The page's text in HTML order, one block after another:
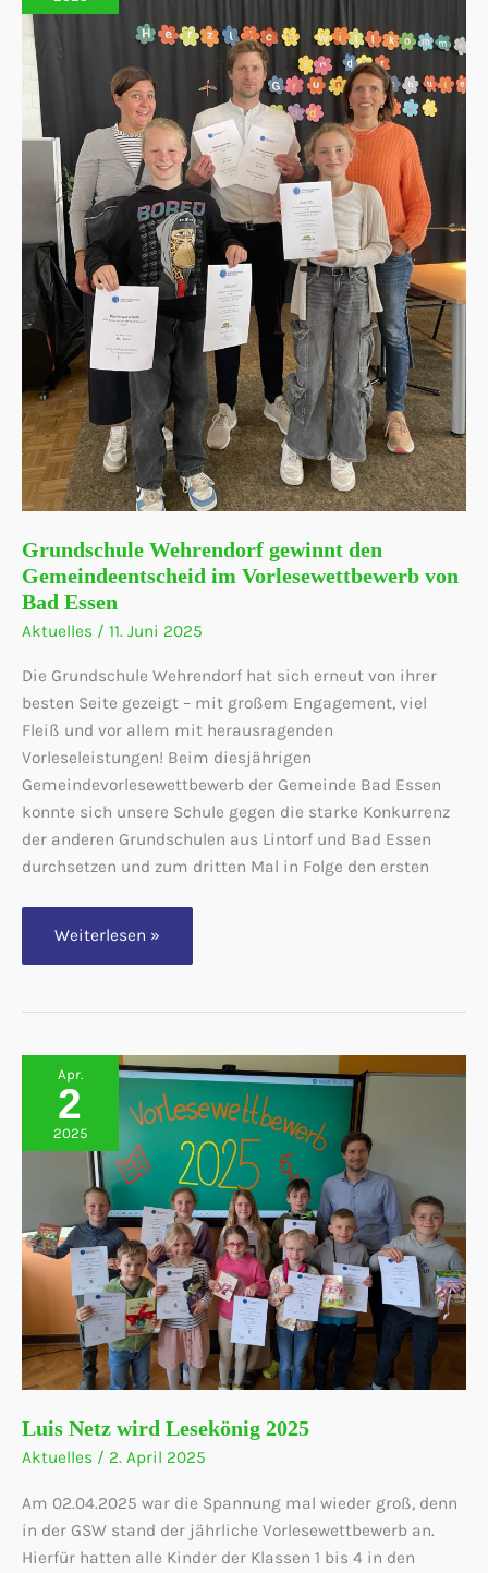
Grundschule Wehrendorf gewinnt den
Gemeindeentscheid im Vorlesewettbewerb von
Bad Essen
Aktuelles / 11. Juni 2025
Die Grundschule Wehrendorf hat sich erneut von ihrer
besten Seite gezeigt – mit großem Engagement, viel
Fleiß und vor allem mit herausragenden
Vorleseleistungen! Beim diesjährigen
Gemeindevorlesewettbewerb der Gemeinde Bad Essen
konnte sich unsere Schule gegen die starke Konkurrenz
der anderen Grundschulen aus Lintorf und Bad Essen
durchsetzen und zum dritten Mal in Folge den ersten
Grundschule
gewinnt
im
Bad
Essen
Weiterlesen »
Apr.
2
2025
Luis Netz wird Lesekönig 2025
Aktuelles / 2. April 2025
Am 02.04.2025 war die Spannung mal wieder groß, denn
in der GSW stand der jährliche Vorlesewettbewerb an.
Hierfür hatten alle Kinder der Klassen 1 bis 4 in den